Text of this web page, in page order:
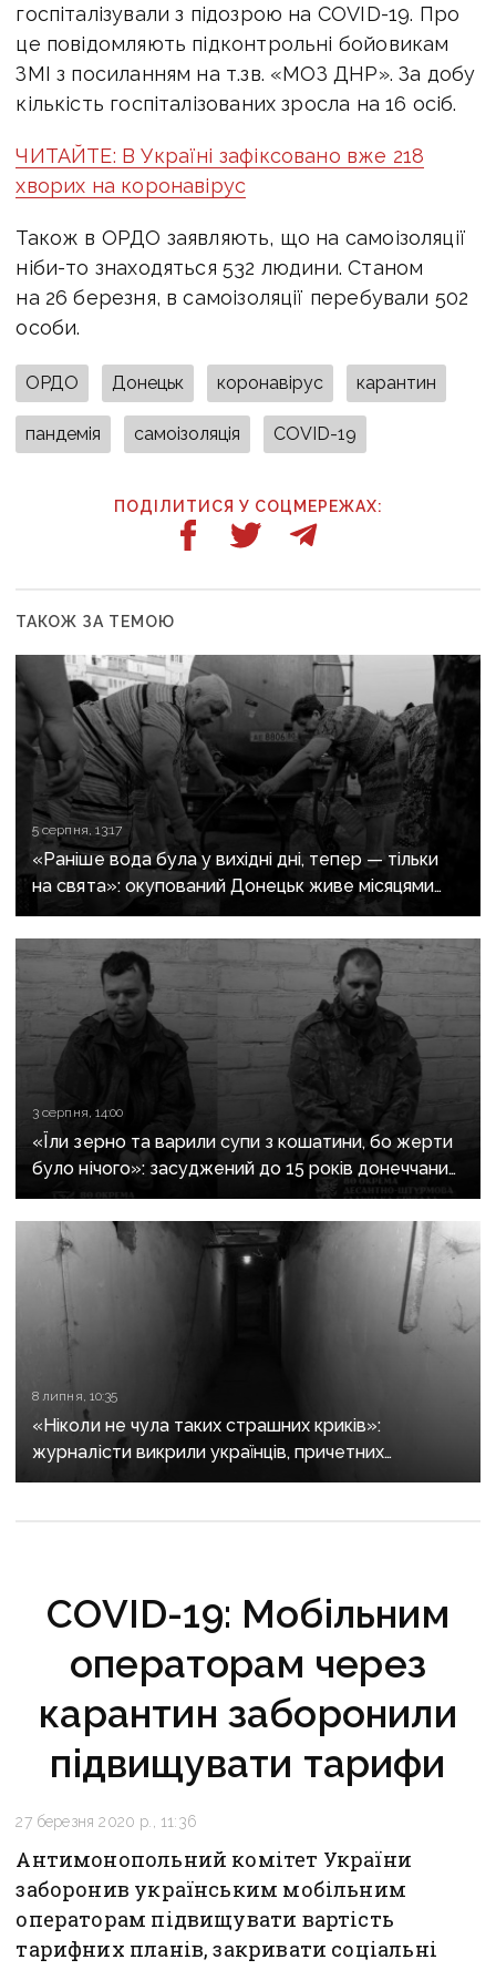
госпіталізували з підозрою на COVID-19. Про
це повідомляють підконтрольні бойовикам
ЗМІ з посиланням на т.зв. «МОЗ ДНР». За добу
кількість госпіталізованих зросла на 16 осіб.
ЧИТАЙТЕ: В Україні зафіксовано вже 218
хворих на коронавірус
Також в ОРДО заявляють, що на самоізоляції
ніби-то знаходяться 532 людини. Станом
на 26 березня, в самоізоляції перебували 502
особи.
ОРДО Донецьк коронавірус карантин
пандемія самоізоляція COVID-19
ПОДІЛИТИСЯ У СОЦМЕРЕЖАХ:
ТАКОЖ ЗА ТЕМОЮ
5 серпня, 13:17
«Раніше вода була у вихідні дні, тепер — тільки
на свята»: окупований Донецьк живе місяцями
без води
3 серпня, 14:00
«Їли зерно та варили супи з кошатини, бо жерти
було нічого»: засуджений до 15 років донеччанин
розповів, як воював за «ДНР» і потрапив у полон
при першому ж штурмі
8 липня, 10:35
«Ніколи не чула таких страшних криків»:
журналісти викрили українців, причетних
до катувань у донецькій «Ізоляції»
COVID-19: Мобільним
операторам через
карантин заборонили
підвищувати тарифи
27 березня 2020 р., 11:36
Антимонопольний комітет України
заборонив українським мобільним
операторам підвищувати вартість
тарифних планів, закривати соціальні